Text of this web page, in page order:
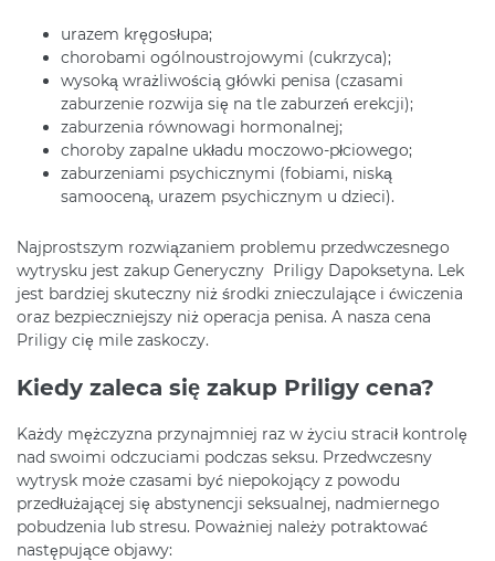
urazem kręgosłupa;
chorobami ogólnoustrojowymi (cukrzyca);
wysoką wrażliwością główki penisa (czasami
zaburzenie rozwija się na tle zaburzeń erekcji);
zaburzenia równowagi hormonalnej;
choroby zapalne układu moczowo-płciowego;
zaburzeniami psychicznymi (fobiami, niską
samooceną, urazem psychicznym u dzieci).
Najprostszym rozwiązaniem problemu przedwczesnego
wytrysku jest zakup Generyczny Priligy Dapoksetyna. Lek
jest bardziej skuteczny niż środki znieczulające i ćwiczenia
oraz bezpieczniejszy niż operacja penisa. A nasza cena
Priligy cię mile zaskoczy.
Kiedy zaleca się zakup Priligy cena?
Każdy mężczyzna przynajmniej raz w życiu stracił kontrolę
nad swoimi odczuciami podczas seksu. Przedwczesny
wytrysk może czasami być niepokojący z powodu
przedłużającej się abstynencji seksualnej, nadmiernego
pobudzenia lub stresu. Poważniej należy potraktować
następujące objawy: